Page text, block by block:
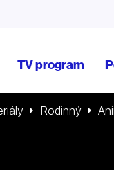
TV program
Rodinný